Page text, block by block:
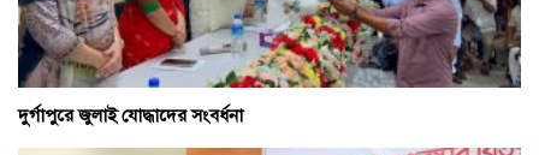
দুর্গাপুরে জুলাই যোদ্ধাদের সংবর্ধনা